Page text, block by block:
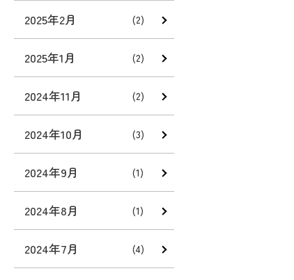
2025年2月 (2)
2025年1月 (2)
2024年11月 (2)
2024年10月 (3)
2024年9月 (1)
2024年8月 (1)
2024年7月 (4)